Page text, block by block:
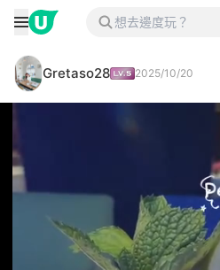
Gretaso28 2025/10/20